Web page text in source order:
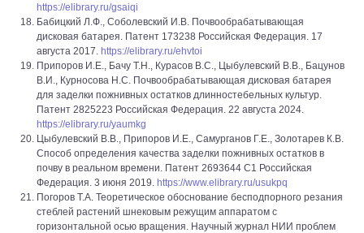
https://elibrary.ru/gsaiqi
Бабицкий Л.Ф., Соболевский И.В. Почвообрабатывающая
дисковая батарея. Патент 173238 Российская Федерация. 17
августа 2017. https://elibrary.ru/ehvtoi
Припоров И.Е., Бачу Т.Н., Курасов В.С., Цыбулевский В.В., Бацунов
В.И., Курносова Н.С. Почвообрабатывающая дисковая батарея
для заделки пожнивных остатков длинностебельных культур.
Патент 2825223 Российская Федерация. 22 августа 2024.
https://elibrary.ru/yaumkg
Цыбулевский В.В., Припоров И.Е., Самурганов Г.Е., Золотарев К.В.
Способ определения качества заделки пожнивных остатков в
почву в реальном времени. Патент 2693644 C1 Российская
Федерация. 3 июня 2019. https://www.elibrary.ru/usukpq
Погоров Т.А. Теоретическое обоснование бесподпорного резания
стеблей растений шнековым режущим аппаратом с
горизонтальной осью вращения. Научный журнал НИИ проблем